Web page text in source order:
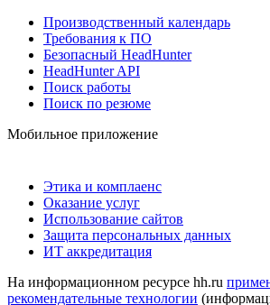
Производственный календарь
Требования к ПО
Безопасный HeadHunter
HeadHunter API
Поиск работы
Поиск по резюме
Мобильное приложение
Этика и комплаенс
Оказание услуг
Использование сайтов
Защита персональных данных
ИТ аккредитация
На информационном ресурсе hh.ru
рекомендательные технологии